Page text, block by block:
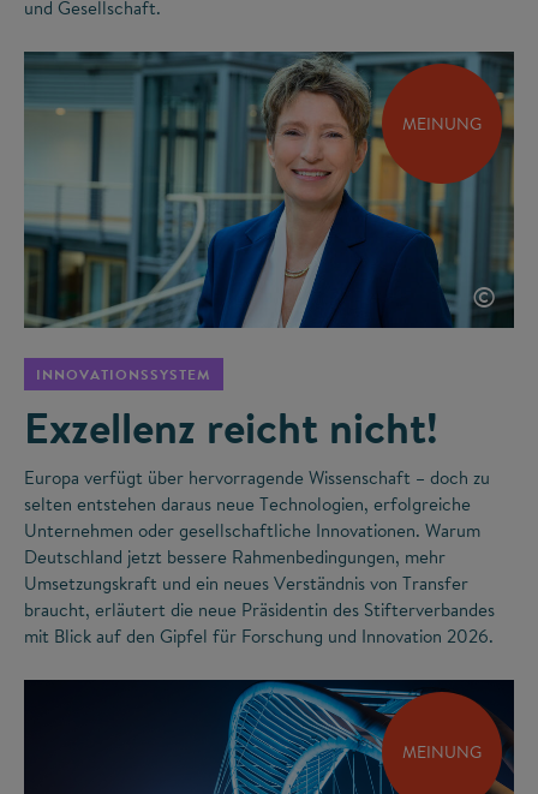
und Gesellschaft.
MEINUNG
©
INNOVATIONSSYSTEM
Exzellenz reicht nicht!
Europa verfügt über hervorragende Wissenschaft – doch zu
selten entstehen daraus neue Technologien, erfolgreiche
Unternehmen oder gesellschaftliche Innovationen. Warum
Deutschland jetzt bessere Rahmenbedingungen, mehr
Umsetzungskraft und ein neues Verständnis von Transfer
braucht, erläutert die neue Präsidentin des Stifterverbandes
mit Blick auf den Gipfel für Forschung und Innovation 2026.
MEINUNG